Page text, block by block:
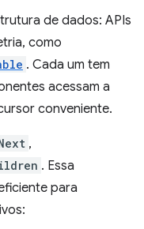
de dados: APIs
como
. Cada um tem
acessam a
conveniente.
,
. Essa
para